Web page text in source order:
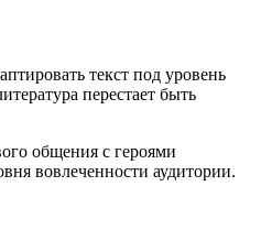
текст под уровень
перестает быть
общения с героями
вовлеченности аудитории.